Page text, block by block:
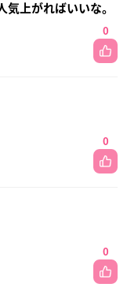
気上がればいいな。
0
0
0